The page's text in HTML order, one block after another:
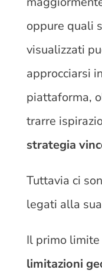
oppure quali
visualizzati
approcciarsi
piattaforma,
trarre
strategia
Tuttavia ci
legati alla
Il primo
limitazioni